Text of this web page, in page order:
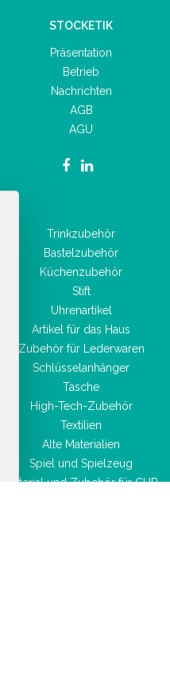
STOCKETIK
Präsentation
Betrieb
Nachrichten
AGB
AGU
Trinkzubehör
Bastelzubehör
Küchenzubehör
Stift
Uhrenartikel
Artikel für das Haus
Zubehör für Lederwaren
Schlüsselanhänger
Tasche
High-Tech-Zubehör
Textilien
Alte Materialien
Spiel und Spielzeug
Material und Zubehör für CHR